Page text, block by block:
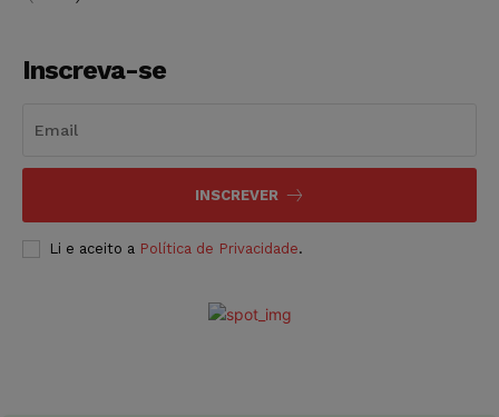
Inscreva-se
INSCREVER
Li e aceito a Política de Privacidade.